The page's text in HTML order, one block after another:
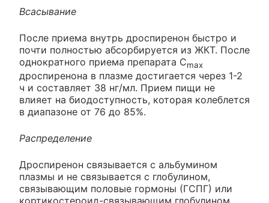
Всасывание
После приема внутрь дроспиренон быстро и
почти полностью абсорбируется из ЖКТ. После
однократного приема препарата Cmax
дроспиренона в плазме достигается через 1-2
ч и составляет 38 нг/мл. Прием пищи не
влияет на биодоступность, которая колеблется
в диапазоне от 76 до 85%.
Распределение
Дроспиренон связывается с альбумином
плазмы и не связывается с глобулином,
связывающим половые гормоны (ГСПГ) или